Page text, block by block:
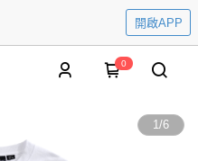
開啟APP
0
1/6